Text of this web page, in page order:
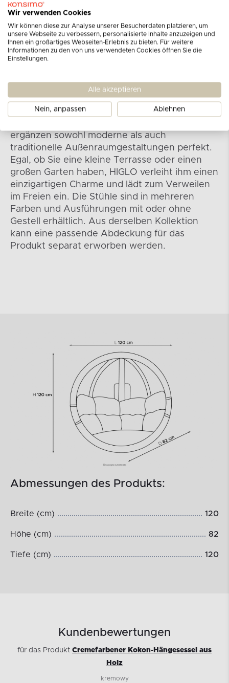
Das einzigartige Design des Hängesessels
verleiht dem Raum einen besonderen
ergänzen sowohl moderne als auch
traditionelle Außenraumgestaltungen perfekt.
Egal, ob Sie eine kleine Terrasse oder einen
großen Garten haben, HIGLO verleiht ihm einen
einzigartigen Charme und lädt zum Verweilen
im Freien ein. Die Stühle sind in mehreren
Farben und Ausführungen mit oder ohne
Gestell erhältlich. Aus derselben Kollektion
kann eine passende Abdeckung für das
Produkt separat erworben werden.
Abmessungen des Produkts:
Breite (cm) 120
Höhe (cm) 82
Tiefe (cm) 120
Kundenbewertungen
für das Produkt Cremefarbener Kokon-Hängesessel aus
Holz
kremowy
Wir verwenden Cookies
Wir können diese zur Analyse unserer Besucherdaten platzieren, um
unsere Webseite zu verbessern, personalisierte Inhalte anzuzeigen und
Ihnen ein großartiges Webseiten-Erlebnis zu bieten. Für weitere
Informationen zu den von uns verwendeten Cookies öffnen Sie die
Einstellungen.
Alle akzeptieren
Nein, anpassen Ablehnen